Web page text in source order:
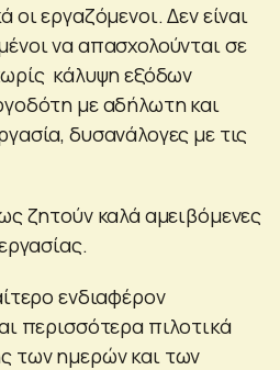
οι εργαζόμενοι. Δεν είναι
να απασχολούνται σε
κάλυψη εξόδων
με αδήλωτη και
δυσανάλογες με τις
ζητούν καλά αμειβόμενες
ενδιαφέρον
περισσότερα πιλοτικά
των ημερών και των